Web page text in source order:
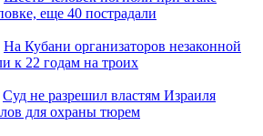
еще 40 пострадали
На Кубани организаторов незаконной
к 22 годам на троих
Суд не разрешил властям Израиля
для охраны тюрем